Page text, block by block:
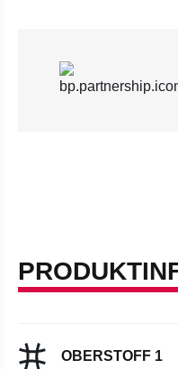
OBERSTOFF 1